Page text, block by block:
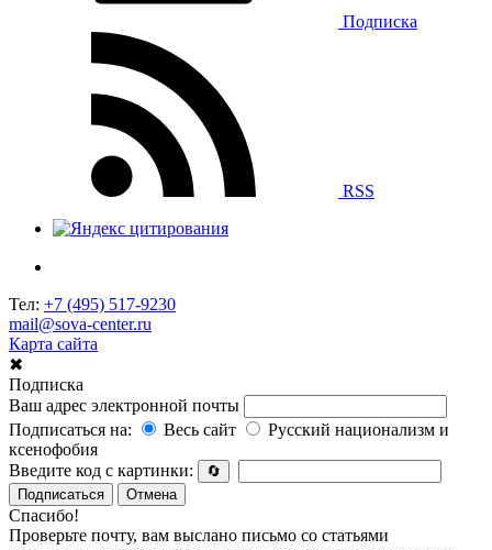
Подписка
RSS
Тел: +7 (495) 517-9230
mail@sova-center.ru
Карта сайта
✖
Подписка
Ваш адрес электронной почты
Подписаться на:
Весь сайт
Русский национализм и
ксенофобия
Введите код с картинки:
🔄
Подписаться
Отмена
Спасибо!
Проверьте почту, вам выслано письмо со статьями